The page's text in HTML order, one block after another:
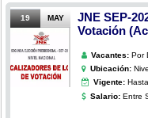
19 MAY
JNE SEP-
Votación
Vacantes: Por
Ubicación:
Vigente:
Salario: Entre